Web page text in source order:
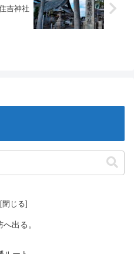
吉神社
出る。